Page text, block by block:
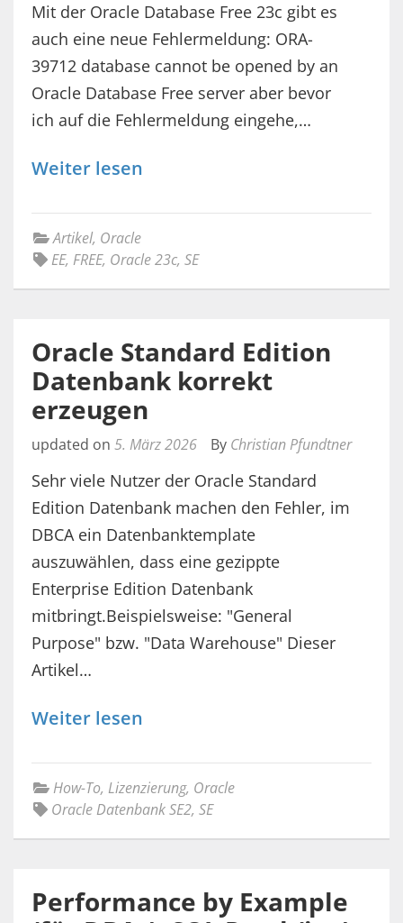
Mit der Oracle Database Free 23c gibt es
auch eine neue Fehlermeldung: ORA-
39712 database cannot be opened by an
Oracle Database Free server aber bevor
ich auf die Fehlermeldung eingehe,…
Weiter lesen
Artikel, Oracle
EE, FREE, Oracle 23c, SE
Oracle Standard Edition
Datenbank korrekt
erzeugen
updated on 5. März 2026 By Christian Pfundtner
Sehr viele Nutzer der Oracle Standard
Edition Datenbank machen den Fehler, im
DBCA ein Datenbanktemplate
auszuwählen, dass eine gezippte
Enterprise Edition Datenbank
mitbringt.Beispielsweise: "General
Purpose" bzw. "Data Warehouse" Dieser
Artikel…
Weiter lesen
How-To, Lizenzierung, Oracle
Oracle Datenbank SE2, SE
Performance by Example